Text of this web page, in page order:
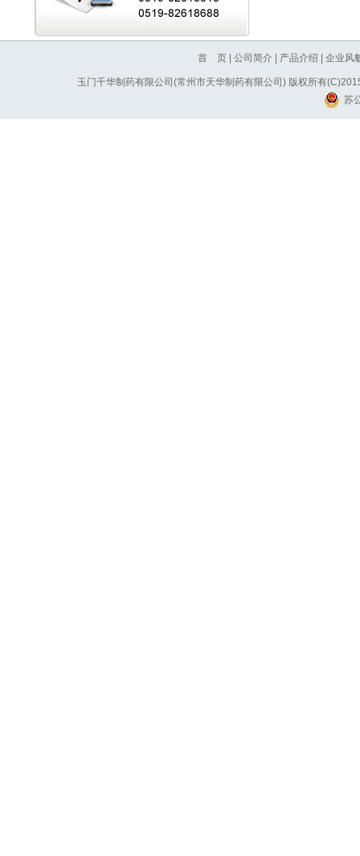
首 页 公司简介 产品介绍 企业风
玉门千华制药有限公司(常州市天华制药有限公司)版权所有
苏